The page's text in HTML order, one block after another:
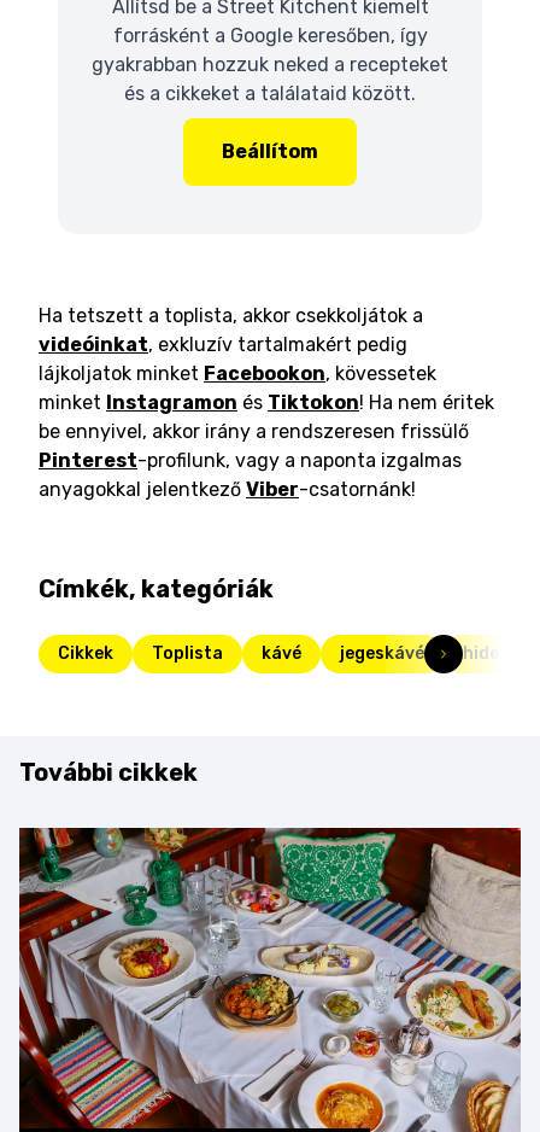
Állítsd be a Street Kitchent kiemelt
forrásként a Google keresőben, így
gyakrabban hozzuk neked a recepteket
és a cikkeket a találataid között.
Beállítom
Ha tetszett a toplista, akkor csekkoljátok a
videóinkat, exkluzív tartalmakért pedig
lájkoljatok minket Facebookon, kövessetek
minket Instagramon és Tiktokon! Ha nem éritek
be ennyivel, akkor irány a rendszeresen frissülő
Pinterest-profilunk, vagy a naponta izgalmas
anyagokkal jelentkező Viber-csatornánk!
Címkék, kategóriák
Cikkek Toplista kávé jegeskávé hideg
További cikkek